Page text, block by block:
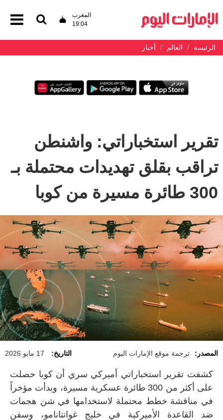
المغرب
19:04
الرئيسة العالم أخبار
تقرير استخباراتي: واشنطن
تراقب بقلق تهديدات محتملة بـ
300 طائرة مسيرة من كوبا
المصدر: ترجمة موقع الإمارات اليوم التاريخ: 17 مايو 2026
كشفت تقرير استخباراتي أميركي سري أن كوبا حصلت
على أكثر من 300 طائرة عسكرية مسيرة، وبدأت مؤخراً
في مناقشة خطط محتملة لاستخدامها في شن هجمات
ضد القاعدة الأميركية في خليج غوانتانامو، وسفن